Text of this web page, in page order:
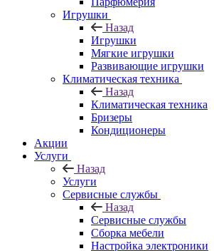
Игрушки
Назад
Игрушки
Мягкие игрушки
Развивающие игрушки
Климатическая техника
Назад
Климатическая техника
Бризеры
Кондиционеры
Акции
Услуги
Назад
Услуги
Сервисные службы
Назад
Сервисные службы
Сборка мебели
Настройка электроники